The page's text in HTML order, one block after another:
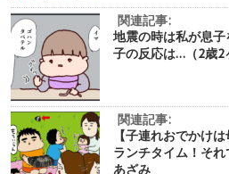
関連記事:
地震の時は私が息
子の反応は…（2歳2
関連記事:
【子連れおでかけ
ランチタイム！そ
あざみ